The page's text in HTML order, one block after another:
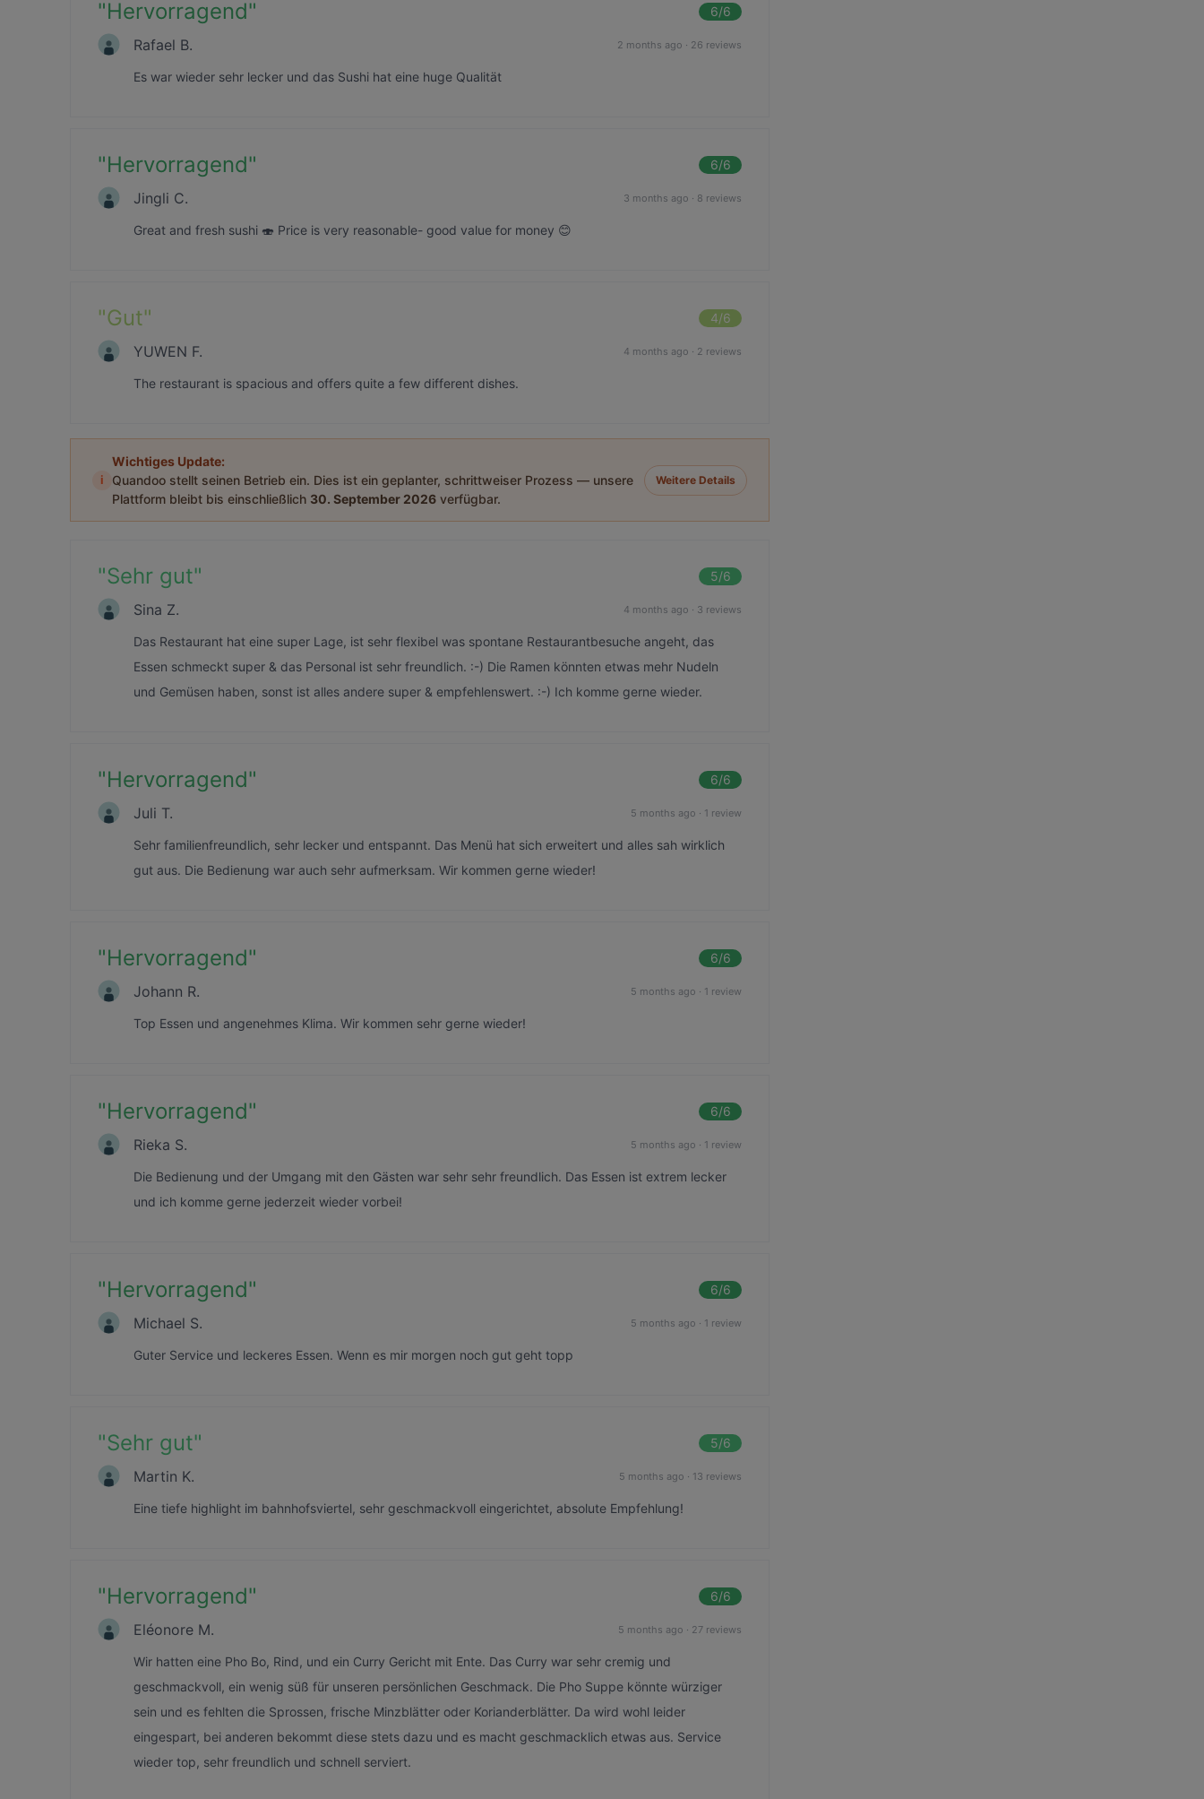
"Hervorragend" 6/6
Rafael B. 2 months ago · 26 reviews
Es war wieder sehr lecker und das Sushi hat eine huge Qualität
"Hervorragend" 6/6
Jingli C. 3 months ago · 8 reviews
Great and fresh sushi 🍣 Price is very reasonable- good value for money 😊
"Gut" 4/6
YUWEN F. 4 months ago · 2 reviews
The restaurant is spacious and offers quite a few different dishes.
i
Wichtiges Update:
Quandoo stellt seinen Betrieb ein. Dies ist ein geplanter, schrittweiser Prozess — unsere
Plattform bleibt bis einschließlich 30. September 2026 verfügbar.
Weitere Details
"Sehr gut" 5/6
Sina Z. 4 months ago · 3 reviews
Das Restaurant hat eine super Lage, ist sehr flexibel was spontane Restaurantbesuche angeht, das
Essen schmeckt super & das Personal ist sehr freundlich. :-) Die Ramen könnten etwas mehr Nudeln
und Gemüsen haben, sonst ist alles andere super & empfehlenswert. :-) Ich komme gerne wieder.
"Hervorragend" 6/6
Juli T. 5 months ago · 1 review
Sehr familienfreundlich, sehr lecker und entspannt. Das Menü hat sich erweitert und alles sah wirklich
gut aus. Die Bedienung war auch sehr aufmerksam. Wir kommen gerne wieder!
"Hervorragend" 6/6
Johann R. 5 months ago · 1 review
Top Essen und angenehmes Klima. Wir kommen sehr gerne wieder!
"Hervorragend" 6/6
Rieka S. 5 months ago · 1 review
Die Bedienung und der Umgang mit den Gästen war sehr sehr freundlich. Das Essen ist extrem lecker
und ich komme gerne jederzeit wieder vorbei!
"Hervorragend" 6/6
Michael S. 5 months ago · 1 review
Guter Service und leckeres Essen. Wenn es mir morgen noch gut geht topp
"Sehr gut" 5/6
Martin K. 5 months ago · 13 reviews
Eine tiefe highlight im bahnhofsviertel, sehr geschmackvoll eingerichtet, absolute Empfehlung!
"Hervorragend" 6/6
Eléonore M. 5 months ago · 27 reviews
Wir hatten eine Pho Bo, Rind, und ein Curry Gericht mit Ente. Das Curry war sehr cremig und
geschmackvoll, ein wenig süß für unseren persönlichen Geschmack. Die Pho Suppe könnte würziger
sein und es fehlten die Sprossen, frische Minzblätter oder Korianderblätter. Da wird wohl leider
eingespart, bei anderen bekommt diese stets dazu und es macht geschmacklich etwas aus. Service
wieder top, sehr freundlich und schnell serviert.